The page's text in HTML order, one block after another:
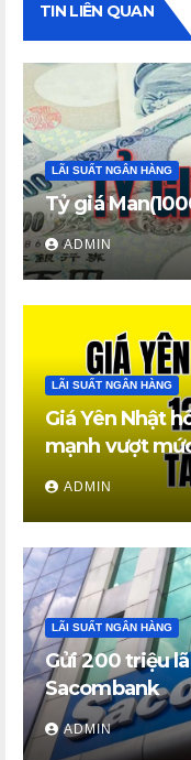
TIN LIÊN QUAN
LÃI SUẤT NGÂN HÀNG
Tỷ giá
ADMIN
LÃI SUẤT NGÂN HÀNG
Giá Yên Nhật
mạnh vượt
ADMIN
LÃI SUẤT NGÂN HÀNG
Gửi 200 triệu
Sacombank
ADMIN